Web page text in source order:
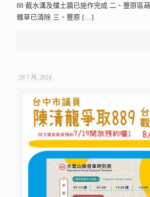
88 截水溝及擋土牆已施作完成 二、豐原區
雜草已清除 三、豐原 […]
26 7 月, 2024